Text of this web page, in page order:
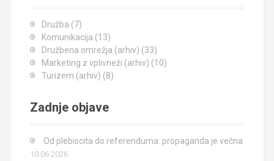
Družba (7)
Komunikacija (13)
Družbena omrežja (arhiv) (33)
Marketing z vplivneži (arhiv) (10)
Turizem (arhiv) (8)
Zadnje objave
Od plebiscita do referenduma: propaganda je večna
10.06.2026